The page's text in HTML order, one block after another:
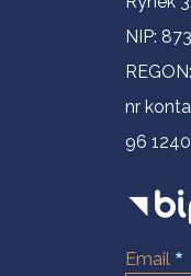
NIP:
nr
96
Email